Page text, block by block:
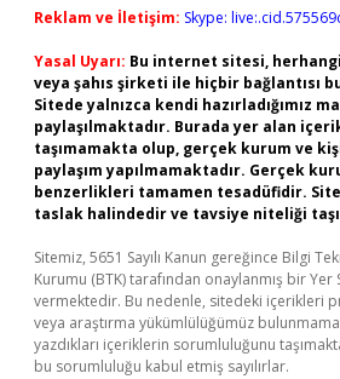
Reklam ve İletişim: Skype:
Yasal Uyarı: Bu internet sitesi,
veya şahıs şirketi ile hiçbir bağlantısı
Sitede yalnızca kendi hazırladığımız
paylaşılmaktadır. Burada yer alan
taşımamakta olup, gerçek kurum ve
paylaşım yapılmamaktadır. Gerçek
benzerlikleri tamamen tesadüfidir.
taslak halindedir ve tavsiye niteliği
Sitemiz, 5651 Sayılı Kanun gereğince Bilgi
Kurumu (BTK) tarafından onaylanmış bir Yer
vermektedir. Bu nedenle, sitedeki içerikleri
veya araştırma yükümlülüğümüz
yazdıkları içeriklerin sorumluluğunu
bu sorumluluğu kabul etmiş sayılırlar.